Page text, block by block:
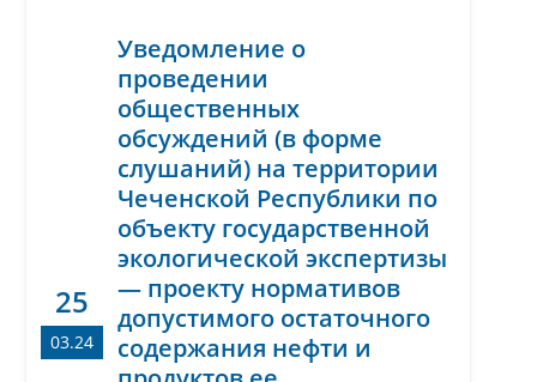
25
03.24
Уведомление о
проведении
общественных
обсуждений (в форме
слушаний) на территории
Чеченской Республики по
объекту государственной
экологической экспертизы
— проекту нормативов
допустимого остаточного
содержания нефти и